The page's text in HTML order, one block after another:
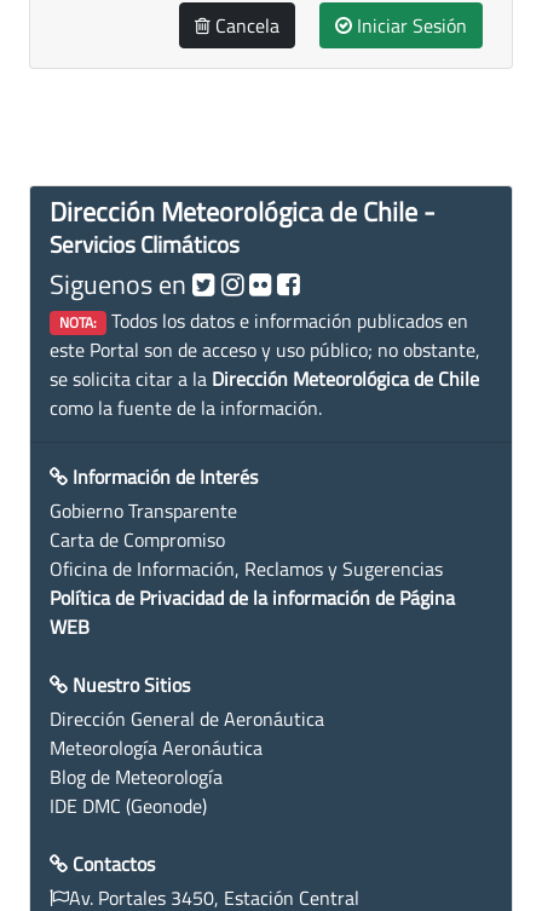
Cancela Iniciar Sesión
Dirección Meteorológica de Chile -
Servicios Climáticos
Siguenos en
NOTA: Todos los datos e información publicados en
este Portal son de acceso y uso público; no obstante,
se solicita citar a la Dirección Meteorológica de Chile
como la fuente de la información.
Información de Interés
Gobierno Transparente
Carta de Compromiso
Oficina de Información, Reclamos y Sugerencias
Política de Privacidad de la información de Página
WEB
Nuestro Sitios
Dirección General de Aeronáutica
Meteorología Aeronáutica
Blog de Meteorología
IDE DMC (Geonode)
Contactos
Av. Portales 3450, Estación Central